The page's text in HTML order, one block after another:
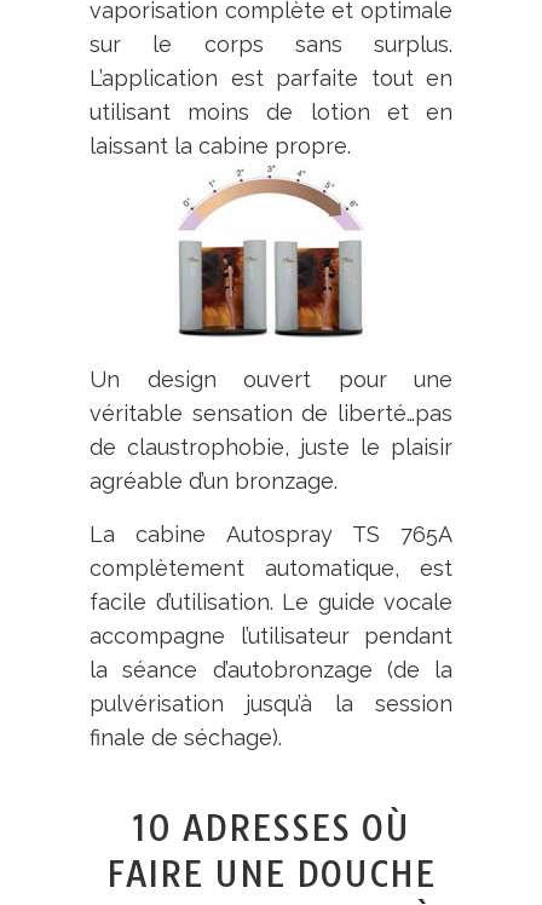
vaporisation complète et optimale
sur le corps sans surplus.
L’application est parfaite tout en
utilisant moins de lotion et en
laissant la cabine propre.
Un design ouvert pour une
véritable sensation de liberté…pas
de claustrophobie, juste le plaisir
agréable d’un bronzage.
La cabine Autospray TS 765A
complètement automatique, est
facile d’utilisation. Le guide vocale
accompagne l’utilisateur pendant
la séance d’autobronzage (de la
pulvérisation jusqu’à la session
finale de séchage).
10 ADRESSES OÙ
FAIRE UNE DOUCHE